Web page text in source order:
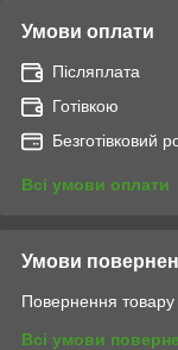
Умови оплати
Післяплата
Готівкою
Безготівковий
Всі умови оплати
Умови
Повернення
Всі умови